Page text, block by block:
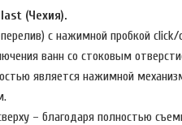
(Чехия).
с нажимной пробкой
ванн со стоковым
является нажимной
– благодаря полностью